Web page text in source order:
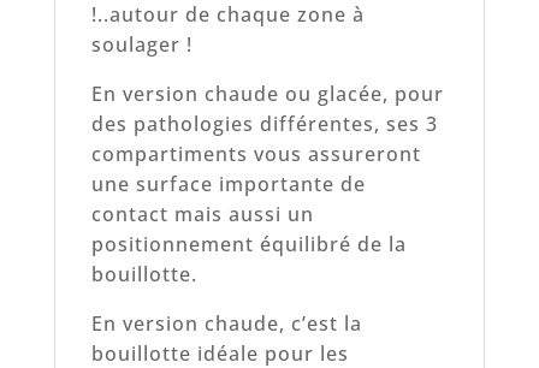
!..autour de chaque zone à
soulager !
En version chaude ou glacée, pour
des pathologies différentes, ses 3
compartiments vous assureront
une surface importante de
contact mais aussi un
positionnement équilibré de la
bouillotte.
En version chaude, c’est la
bouillotte idéale pour les